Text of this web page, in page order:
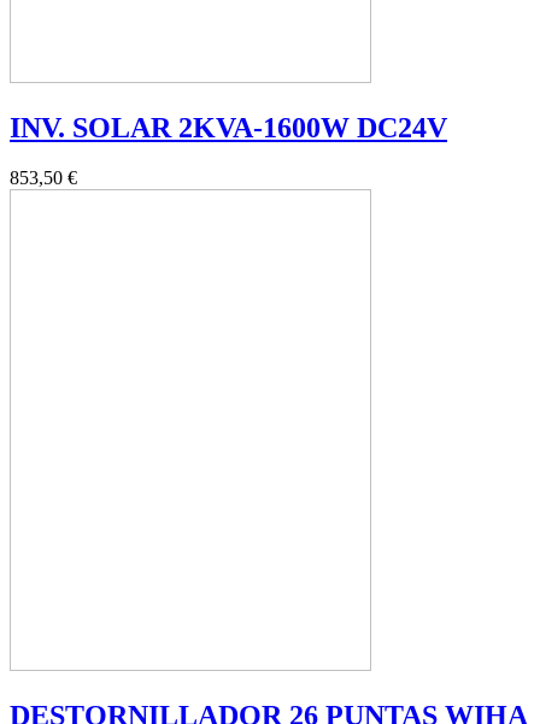
INV. SOLAR 2KVA-1600W DC24V
853,50 €
DESTORNILLADOR 26 PUNTAS WIHA